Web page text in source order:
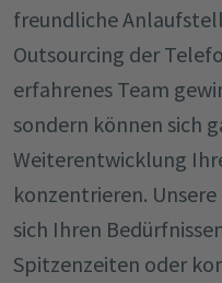
freundliche
Outsourcing der
erfahrenes Team
sondern können sich
Weiterentwicklung
konzentrieren.
sich Ihren
Spitzenzeiten oder